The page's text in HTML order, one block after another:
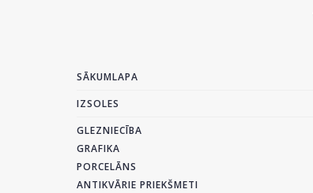
SĀKUMLAPA
IZSOLES
GLEZNIECĪBA
GRAFIKA
PORCELĀNS
ANTIKVĀRIE PRIEKŠMETI